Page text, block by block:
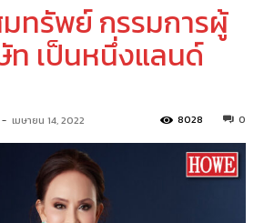
มทรัพย์ กรรมการผู้
ท เป็นหนึ่งแลนด์
- เมษายน 14, 2022 0
8028